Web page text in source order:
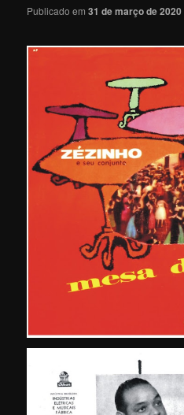
Publicado em31 de março de 2020